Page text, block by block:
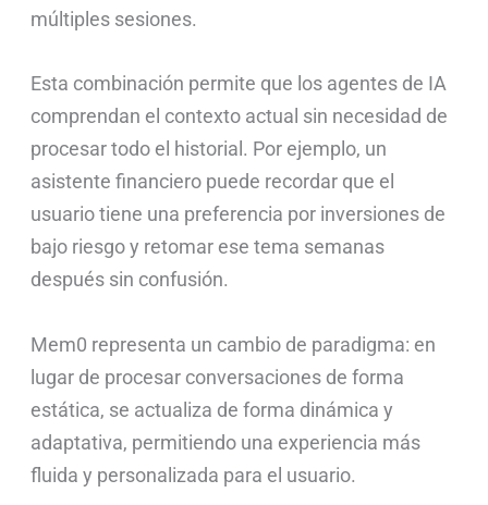
múltiples sesiones.
Esta combinación permite que los agentes de IA
comprendan el contexto actual sin necesidad de
procesar todo el historial. Por ejemplo, un
asistente financiero puede recordar que el
usuario tiene una preferencia por inversiones de
bajo riesgo y retomar ese tema semanas
después sin confusión.
Mem0 representa un cambio de paradigma: en
lugar de procesar conversaciones de forma
estática, se actualiza de forma dinámica y
adaptativa, permitiendo una experiencia más
fluida y personalizada para el usuario.